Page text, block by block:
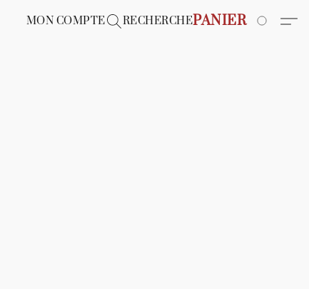
MON COMPTE RECHERCHEPANIER